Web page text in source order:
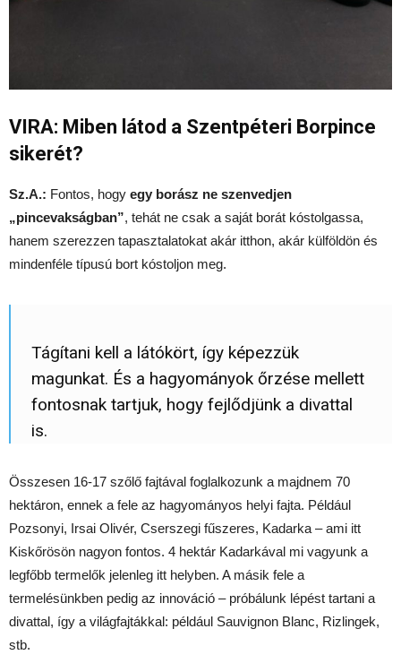
VIRA: Miben látod a Szentpéteri Borpince
sikerét?
Sz.A.: Fontos, hogy egy borász ne szenvedjen
„pincevakságban”, tehát ne csak a saját borát kóstolgassa,
hanem szerezzen tapasztalatokat akár itthon, akár külföldön és
mindenféle típusú bort kóstoljon meg.
Tágítani kell a látókört, így képezzük
magunkat. És a hagyományok őrzése mellett
fontosnak tartjuk, hogy fejlődjünk a divattal
is.
Összesen 16-17 szőlő fajtával foglalkozunk a majdnem 70
hektáron, ennek a fele az hagyományos helyi fajta. Például
Pozsonyi, Irsai Olivér, Cserszegi fűszeres, Kadarka – ami itt
Kiskőrösön nagyon fontos. 4 hektár Kadarkával mi vagyunk a
legfőbb termelők jelenleg itt helyben. A másik fele a
termelésünkben pedig az innováció – próbálunk lépést tartani a
divattal, így a világfajtákkal: például Sauvignon Blanc, Rizlingek,
stb.